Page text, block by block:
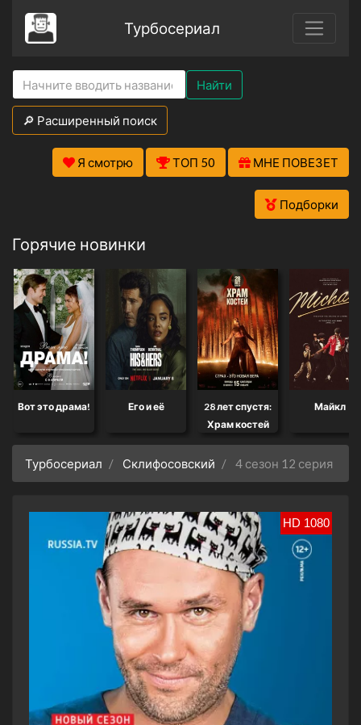
Турбосериал
Найти
🔎 Расширенный поиск
Я смотрю ТОП 50 МНЕ ПОВЕЗЕТ
Подборки
Горячие новинки
Вот это драма! Его и её
28 лет спустя:
Храм костей
Майкл
Турбосериал Склифосовский 4 сезон 12 серия
HD 1080